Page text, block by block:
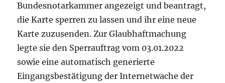
Bundesnotarkammer angezeigt und beantragt,
die Karte sperren zu lassen und ihr eine neue
Karte zuzusenden. Zur Glaubhaftmachung
legte sie den Sperrauftrag vom 03.01.2022
sowie eine automatisch generierte
Eingangsbestätigung der Internetwache der